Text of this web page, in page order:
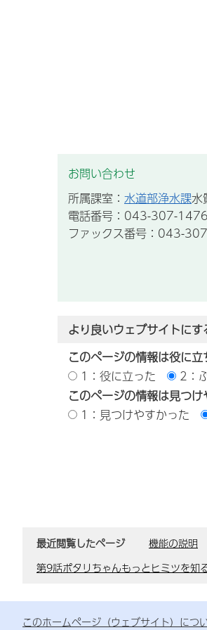
お問い合わせ
所属課室： 水道部浄水課水
電話番号：043-307-1476
ファックス番号：043-
より良いウェブサイトに
このページの情報は役に立
1：役に立った
2：
このページの情報は見つ
1：見つけやすかった
最近閲覧したページ
機能の説明
第9話ポタリちゃんもっとヒミツを知
このホームページ（ウェブサイト）につ